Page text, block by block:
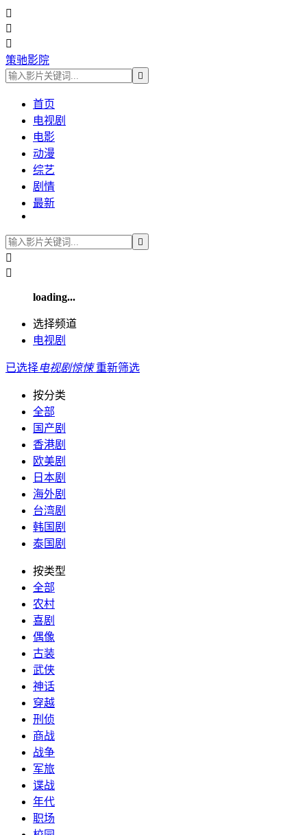



策驰影院

首页
电视剧
电影
动漫
综艺
剧情
最新



loading...
选择频道
电视剧
已选择电视剧惊悚重新筛选
按分类
全部
国产剧
香港剧
欧美剧
日本剧
海外剧
台湾剧
韩国剧
泰国剧
按类型
全部
农村
喜剧
偶像
古装
武侠
神话
穿越
刑侦
商战
战争
军旅
谍战
年代
职场